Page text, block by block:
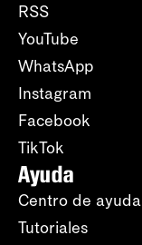
RSS
YouTube
WhatsApp
Instagram
Facebook
TikTok
Ayuda
Centro de ayuda
Tutoriales